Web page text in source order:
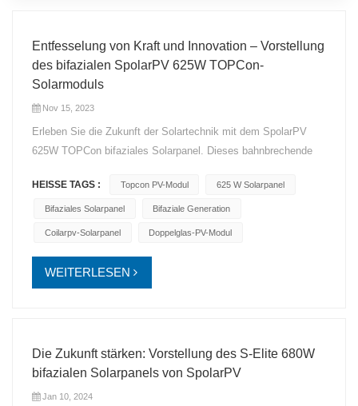
Entfesselung von Kraft und Innovation – Vorstellung
des bifazialen SpolarPV 625W TOPCon-
Solarmoduls
Nov 15, 2023
Erleben Sie die Zukunft der Solartechnik mit dem SpolarPV
625W TOPCon bifaziales Solarpanel. Dieses bahnbrechende
Innovation und Effizienz. Hauptmerkmale: Extreme
Leistungsabgabe: Mit einer beeindruckenden Nennleistung von
625 W und einem Leistungsbereich von 605 W bis 625 W steht
Solarlösungen. TOPCon-Technologie: Durch den Einsatz der
der bifazialen Erzeugungsfunktion und maximieren Sie so die
Energiegewinnung für eine höhere Leistung. 120 x 210 mm
große bifaziale Solarzellen: Mit 120 Solarzellen mit einer Größe
HEISSE TAGS : Topcon PV-Modul 625 W Solarpanel
Bifaziales Solarpanel Bifaziale Generation
Coilarpv-Solarpanel Doppelglas-PV-Modul
WEITERLESEN
Die Zukunft stärken: Vorstellung des S-Elite 680W
bifazialen Solarpanels von SpolarPV
Jan 10, 2024